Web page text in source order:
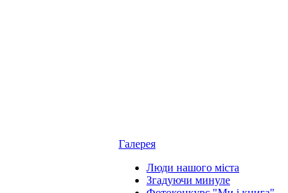
Галерея
Люди нашого міста
Згадуючи минуле